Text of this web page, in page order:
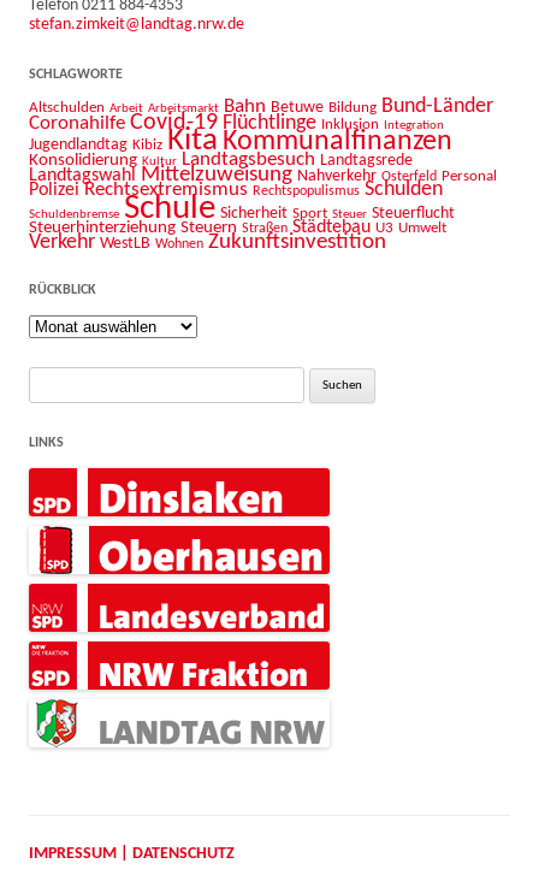
Telefon 0211 884-4353
stefan.zimkeit@landtag.nrw.de
SCHLAGWORTE
Altschulden Arbeit Arbeitsmarkt Bahn Betuwe Bildung Bund-Länder
Coronahilfe Covid-19 Flüchtlinge Inklusion Integration
Jugendlandtag Kibiz Kita Kommunalfinanzen
Konsolidierung Kultur Landtagsbesuch Landtagsrede
Landtagswahl Mittelzuweisung Nahverkehr Osterfeld Personal
Polizei Rechtsextremismus Rechtspopulismus Schulden
Schuldenbremse Schule Sicherheit Sport Steuer Steuerflucht
Steuerhinterziehung Steuern Straßen Städtebau U3 Umwelt
Verkehr WestLB Wohnen Zukunftsinvestition
RÜCKBLICK
Rückblick
Suche
LINKS
IMPRESSUM | DATENSCHUTZ